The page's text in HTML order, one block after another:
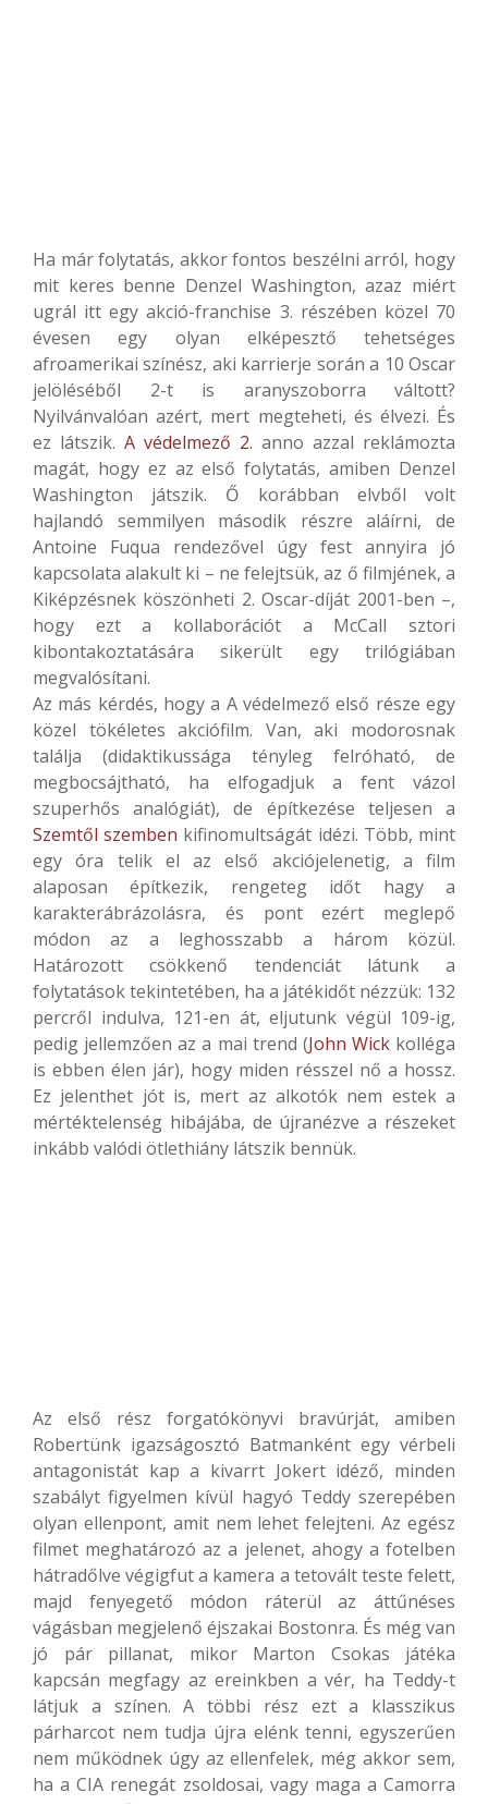
Ha már folytatás, akkor fontos beszélni arról, hogy
mit keres benne Denzel Washington, azaz miért
ugrál itt egy akció-franchise 3. részében közel 70
évesen egy olyan elképesztő tehetséges
afroamerikai színész, aki karrierje során a 10 Oscar
jelöléséből 2-t is aranyszoborra váltott?
Nyilvánvalóan azért, mert megteheti, és élvezi. És
ez látszik. A védelmező 2. anno azzal reklámozta
magát, hogy ez az első folytatás, amiben Denzel
Washington játszik. Ő korábban elvből volt
hajlandó semmilyen második részre aláírni, de
Antoine Fuqua rendezővel úgy fest annyira jó
kapcsolata alakult ki – ne felejtsük, az ő filmjének, a
Kiképzésnek köszönheti 2. Oscar-díját 2001-ben –,
hogy ezt a kollaborációt a McCall sztori
kibontakoztatására sikerült egy trilógiában
megvalósítani.
Az más kérdés, hogy a A védelmező első része egy
közel tökéletes akciófilm. Van, aki modorosnak
találja (didaktikussága tényleg felróható, de
megbocsájtható, ha elfogadjuk a fent vázol
szuperhős analógiát), de építkezése teljesen a
Szemtől szemben kifinomultságát idézi. Több, mint
egy óra telik el az első akciójelenetig, a film
alaposan építkezik, rengeteg időt hagy a
karakterábrázolásra, és pont ezért meglepő
módon az a leghosszabb a három közül.
Határozott csökkenő tendenciát látunk a
folytatások tekintetében, ha a játékidőt nézzük: 132
percről indulva, 121-en át, eljutunk végül 109-ig,
pedig jellemzően az a mai trend (John Wickkolléga
is ebben élen jár), hogy miden résszel nő a hossz.
Ez jelenthet jót is, mert az alkotók nem estek a
mértéktelenség hibájába, de újranézve a részeket
inkább valódi ötlethiány látszik bennük.
Az első rész forgatókönyvi bravúrját, amiben
Robertünk igazságosztó Batmanként egy vérbeli
antagonistát kap a kivarrt Jokert idéző, minden
szabályt figyelmen kívül hagyó Teddy szerepében
olyan ellenpont, amit nem lehet felejteni. Az egész
filmet meghatározó az a jelenet, ahogy a fotelben
hátradőlve végigfut a kamera a tetovált teste felett,
majd fenyegető módon ráterül az áttűnéses
vágásban megjelenő éjszakai Bostonra. És még van
jó pár pillanat, mikor Marton Csokas játéka
kapcsán megfagy az ereinkben a vér, ha Teddy-t
látjuk a színen. A többi rész ezt a klasszikus
párharcot nem tudja újra elénk tenni, egyszerűen
nem működnek úgy az ellenfelek, még akkor sem,
ha a CIA renegát zsoldosai, vagy maga a Camorra